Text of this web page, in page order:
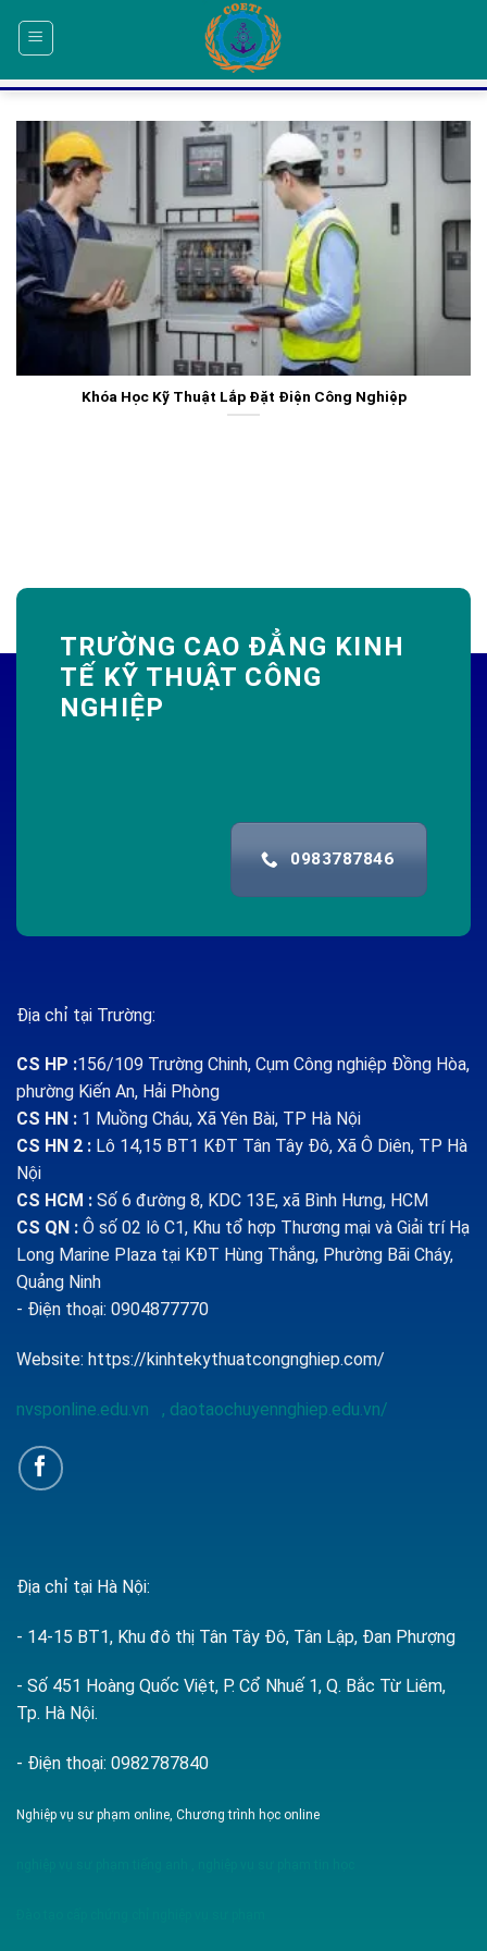
Khóa Học Kỹ Thuật Lắp Đặt Điện Công Nghiệp
TRƯỜNG CAO ĐẲNG KINH
TẾ KỸ THUẬT CÔNG
NGHIỆP
0983787846
Địa chỉ tại Trường:
CS HP :156/109 Trường Chinh, Cụm Công nghiệp Đồng Hòa,
phường Kiến An, Hải Phòng
CS HN : 1 Muồng Cháu, Xã Yên Bài, TP Hà Nội
CS HN 2 : Lô 14,15 BT1 KĐT Tân Tây Đô, Xã Ô Diên, TP Hà
Nội
CS HCM : Số 6 đường 8, KDC 13E, xã Bình Hưng, HCM
CS QN : Ô số 02 lô C1, Khu tổ hợp Thương mại và Giải trí Hạ
Long Marine Plaza tại KĐT Hùng Thắng, Phường Bãi Cháy,
Quảng Ninh
- Điện thoại: 0904877770
Website: https://kinhtekythuatcongnghiep.com/
nvsponline.edu.vn , daotaochuyennghiep.edu.vn/
Địa chỉ tại Hà Nội:
- 14-15 BT1, Khu đô thị Tân Tây Đô, Tân Lập, Đan Phượng
- Số 451 Hoàng Quốc Việt, P. Cổ Nhuế 1, Q. Bắc Từ Liêm,
Tp. Hà Nội.
- Điện thoại: 0982787840
Nghiệp vụ sư phạm online, Chương trình học online